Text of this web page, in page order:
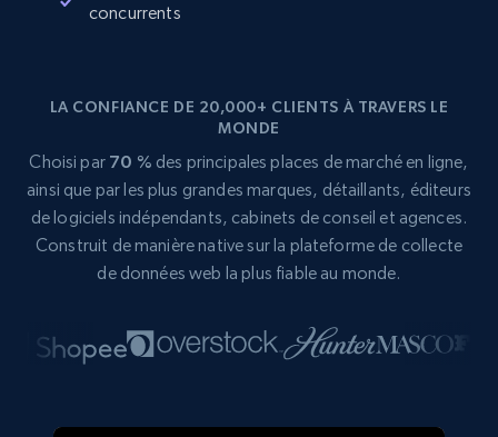
concurrents
LA CONFIANCE DE 20,000+ CLIENTS À TRAVERS LE
MONDE
Choisi par 70 % des principales places de marché en ligne,
ainsi que par les plus grandes marques, détaillants, éditeurs
de logiciels indépendants, cabinets de conseil et agences.
Construit de manière native sur la plateforme de collecte
de données web la plus fiable au monde.